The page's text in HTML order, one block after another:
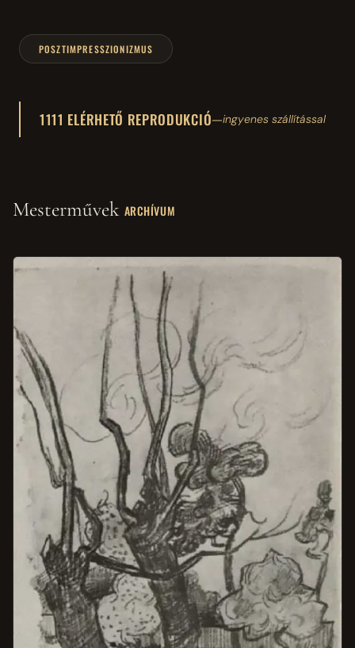
POSZTIMPRESSZIONIZMUS
1111 ELÉRHETŐ REPRODUKCIÓ—ingyenes szállítással
Mesterművek ARCHÍVUM